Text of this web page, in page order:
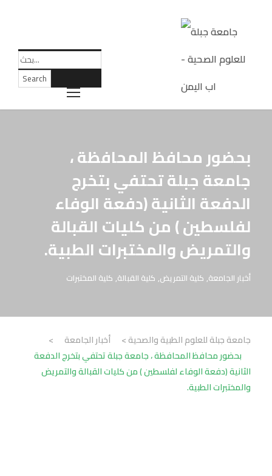
بحضور محافظ المحافظة ،
جامعة جبلة تحتفي بتخرج
الدفعة الثانية (دفعة الوفاء
لفلسطين ) من كليات القبالة
والتمريض والمختبرات الطبية.
أخبار الجامعة, كلية التمريض, كلية القبالة, كلية المختبرات
جامعة جبلة للعلوم الطبية والصحية> أخبار الجامعة
>
بحضور محافظ المحافظة ، جامعة جبلة تحتفي بتخرج الدفعة
الثانية (دفعة الوفاء لفلسطين ) من كليات القبالة والتمريض
والمختبرات الطبية.